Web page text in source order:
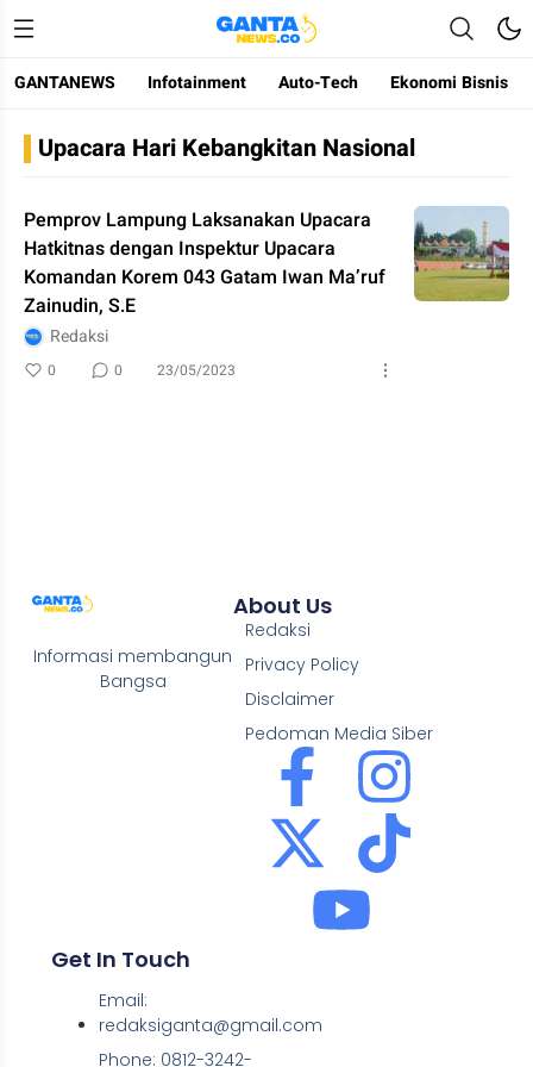
Gantanews
Informasi Membangun Bangsa
GANTANEWS Infotainment Auto-Tech Ekonomi Bisnis
Upacara Hari Kebangkitan Nasional
Pemprov Lampung Laksanakan Upacara
Hatkitnas dengan Inspektur Upacara
Komandan Korem 043 Gatam Iwan Ma’ruf
Zainudin, S.E
Redaksi
0 0 23/05/2023
Informasi membangun
Bangsa
About Us
Redaksi
Privacy Policy
Disclaimer
Pedoman Media Siber
Get In Touch
Email:
redaksiganta@gmail.com
Phone: 0812-3242-